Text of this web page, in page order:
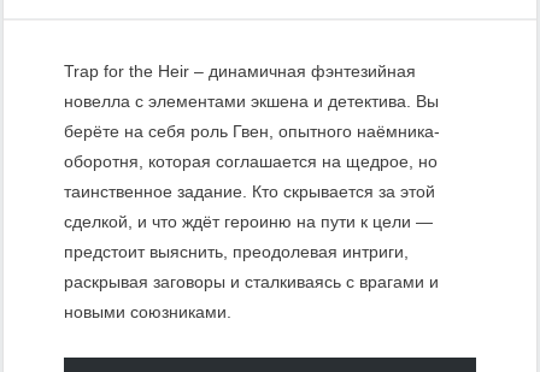
Trap for the Heir – динамичная фэнтезийная
новелла с элементами экшена и детектива. Вы
берёте на себя роль Гвен, опытного наёмника-
оборотня, которая соглашается на щедрое, но
таинственное задание. Кто скрывается за этой
сделкой, и что ждёт героиню на пути к цели —
предстоит выяснить, преодолевая интриги,
раскрывая заговоры и сталкиваясь с врагами и
новыми союзниками.